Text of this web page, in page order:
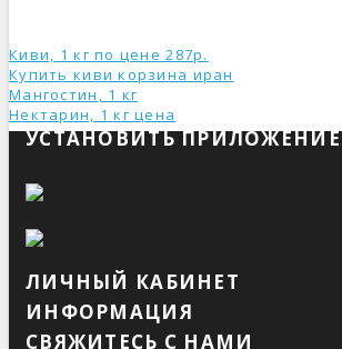
Киви, 1 кг по цене 287р.
Купить киви корзина иран
Мангостин, 1 кг
Нектарин, 1 кг ценa
УСТАНОВИТЬ ПРИЛОЖЕНИЕ
ЛИЧНЫЙ КАБИНЕТ
ИНФОРМАЦИЯ
СВЯЖИТЕСЬ С НАМИ